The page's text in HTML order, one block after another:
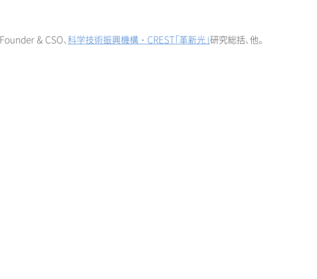
Founder & CSO、科学技術振興機構・CREST「革新光」研究総括、他。